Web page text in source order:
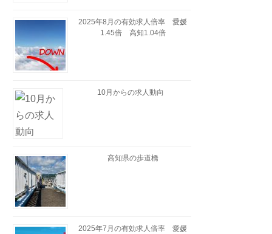
2025年8月の有効求人倍率 愛媛
1.45倍 高知1.04倍
10月からの求人動向
高知県の歩道橋
2025年7月の有効求人倍率 愛媛